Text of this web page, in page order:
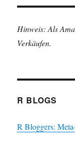
Hinweis: Als
Verkäufen.
R BLOGS
R Bloggers: